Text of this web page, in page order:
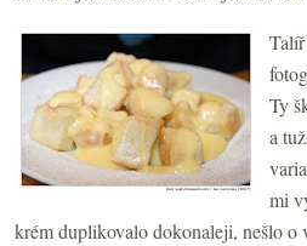
Ty
a
mi
krém duplikovalo dokonaleji, nešlo o